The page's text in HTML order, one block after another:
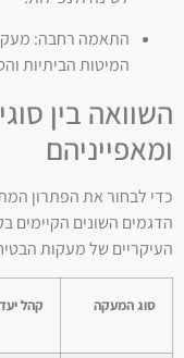
התאמה רחבה:
המיטות הביתיות
השוואה בין
ומאפייניהם
כדי לבחור את הפתרון
הדגמים השונים הקיימים
העיקריים של מעקות
סוג המעקה קהל